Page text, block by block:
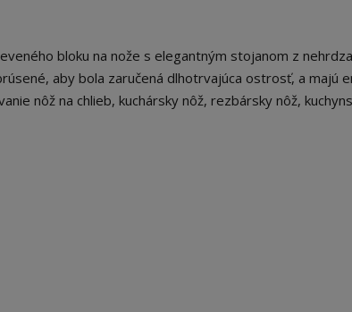
bloku na nože s elegantným stojanom z
aby bola zaručená dlhotrvajúca ostrosť, a majú
nôž na chlieb, kuchársky nôž, rezbársky nôž,